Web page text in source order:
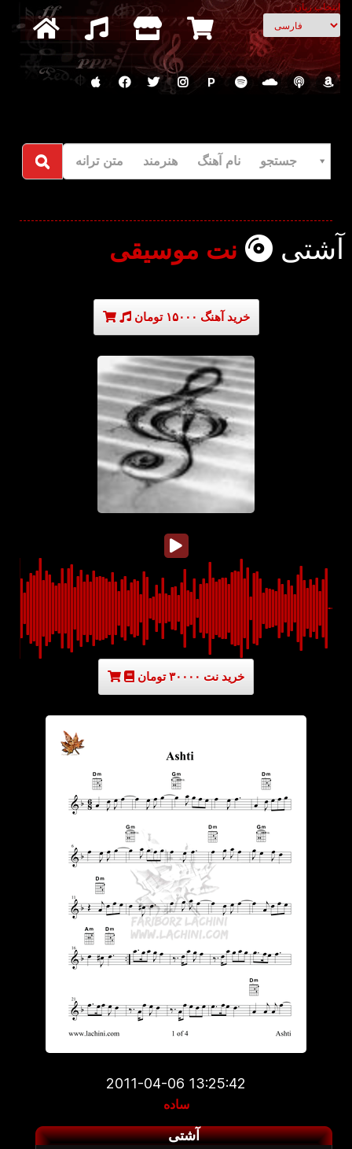
انتخاب زبان
P
جستجو نام آهنگ هنرمند متن ترانه
آشتی نت موسیقی
خرید آهنگ ۱۵۰۰۰ تومان
خرید نت ۳۰۰۰۰ تومان
2011-04-06 13:25:42
ساده
آشتی